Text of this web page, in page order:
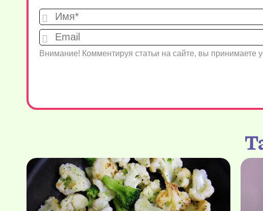
Внимание! Комментируя статьи на сайте, вы принимаете